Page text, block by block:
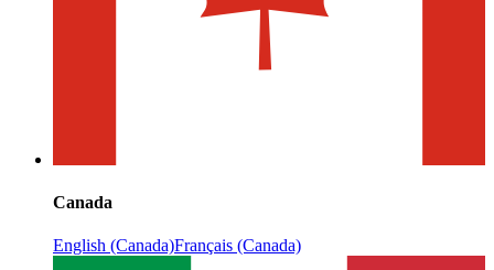
Canada
English (Canada)Français (Canada)